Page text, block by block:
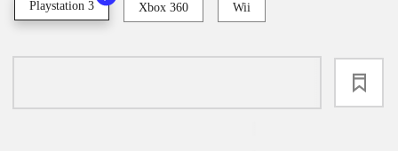
Playstation 3 Xbox 360 Wii